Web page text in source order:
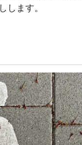
します。